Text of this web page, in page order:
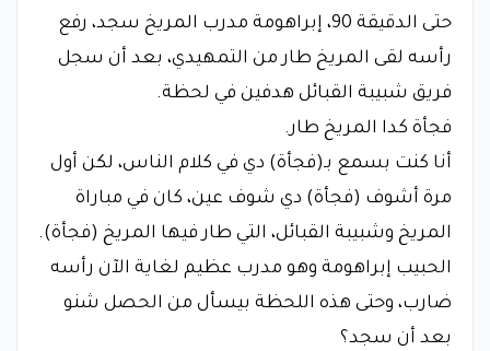
حتى الدقيقة 90، إبراهومة مدرب المريخ سجد، رفع
رأسه لقى المريخ طار من التمهيدي، بعد أن سجل
فريق شبيبة القبائل هدفين في لحظة.
فجأة كدا المريخ طار.
أنا كنت بسمع بـ(فجأة) دي في كلام الناس، لكن أول
مرة أشوف (فجأة) دي شوف عين، كان في مباراة
المريخ وشبيبة القبائل، التي طار فيها المريخ (فجأة).
الحبيب إبراهومة وهو مدرب عظيم لغاية الآن رأسه
ضارب، وحتى هذه اللحظة بيسأل من الحصل شنو
بعد أن سجد؟